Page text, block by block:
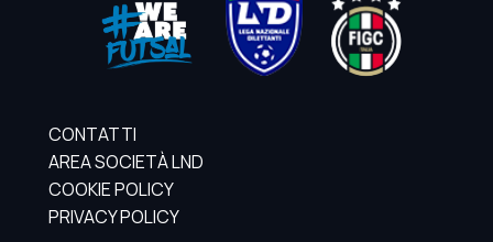
CONTATTI
AREA SOCIETÀ LND
COOKIE POLICY
PRIVACY POLICY